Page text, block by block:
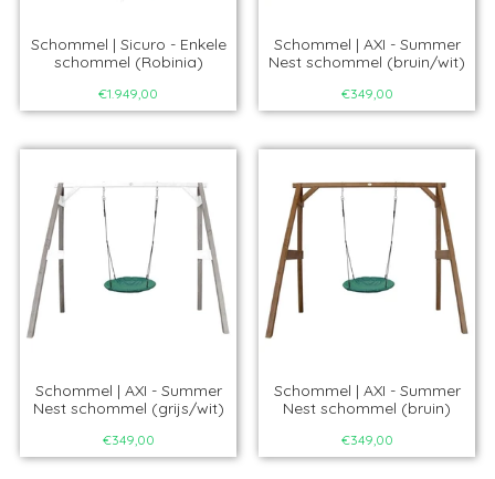
Schommel | Sicuro - Enkele
schommel (Robinia)
€1.949,00
Schommel | AXI - Summer
Nest schommel (bruin/wit)
€349,00
Schommel | AXI - Summer
Nest schommel (grijs/wit)
€349,00
Schommel | AXI - Summer
Nest schommel (bruin)
€349,00